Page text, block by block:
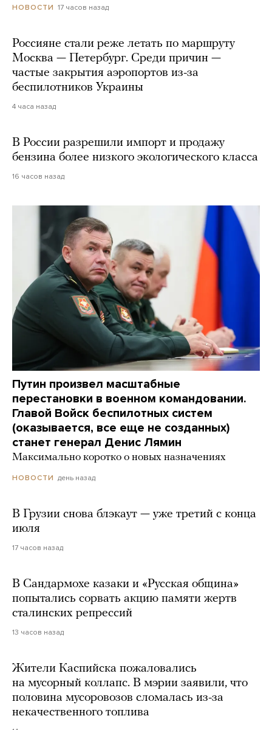
НОВОСТИ 17 часов назад
Россияне стали реже летать по маршруту
Москва — Петербург. Среди причин —
частые закрытия аэропортов из-за
беспилотников Украины
4 часа назад
В России разрешили импорт и продажу
бензина более низкого экологического класса
16 часов назад
Путин произвел масштабные
перестановки в военном командовании.
Главой Войск беспилотных систем
(оказывается, все еще не созданных)
станет генерал Денис Лямин
Максимально коротко о новых назначениях
НОВОСТИ день назад
В Грузии снова блэкаут — уже третий с конца
июля
17 часов назад
В Сандармохе казаки и «Русская община»
попытались сорвать акцию памяти жертв
сталинских репрессий
13 часов назад
Жители Каспийска пожаловались
на мусорный коллапс. В мэрии заявили, что
половина мусоровозов сломалась из-за
некачественного топлива